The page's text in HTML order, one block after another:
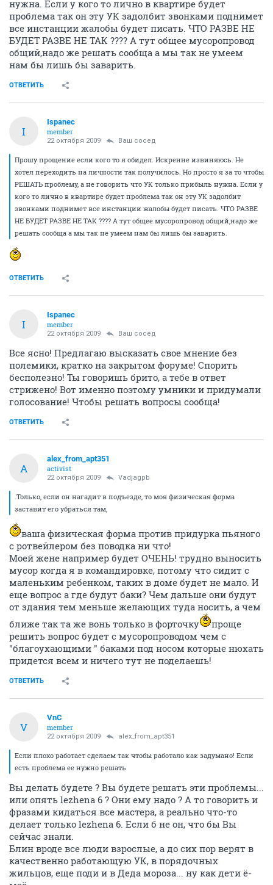
V
Vadjagpb
member
22 октября 2009 Vadjagpb
Да, кстати..............сумели купить квартиру, будьте
добры суметь купить и плотные пакеты для
мусора.............это очевидно!
ВАШ
Ваш сосед
member
22 октября 2009
Прошу прощение если кого то я обидел. Искренне
извиняюсь. Не хотел переходить на личности так
получилось. Но просто я за то чтобы РЕШАТЬ
проблему, а не говорить что УК только прибыль
нужна. Если у кого то лично в квартире будет
проблема так он эту УК задолбит звонками поднимет
все инстанции жалобы будет писать. ЧТО РАЗВЕ НЕ
БУДЕТ РАЗВЕ НЕ ТАК ???? А тут общее мусоропровод
общий,надо же решать сообща а мы так не умеем
нам бы лишь бы заварить.
ОТВЕТИТЬ
Ispanec
22 октября 2009 Ваш сосед
Прошу прощение если кого то я обидел. Искренне извиняюсь. Не
хотел переходить на личности так получилось. Но просто я за то чтобы
РЕШАТЬ проблему, а не говорить что УК только прибыль нужна. Если у
кого то лично в квартире будет проблема так он эту УК задолбит
звонками поднимет все инстанции жалобы будет писать. ЧТО РАЗВЕ
ОТВЕТИТЬ
I
member
22 октября 2009 Ваш сосед
Все ясно! Предлагаю высказать свое мнение без
полемики, кратко на закрытом форуме! Спорить
бесполезно! Ты говоришь брито, а тебе в ответ
стрижено! Вот именно поэтому умники и придумали
голосование! Чтобы решать вопросы сообща!
ОТВЕТИТЬ
A
activist
заставит его убраться там,
с ротвейлером без поводка ни что!
Моей жене например будет ОЧЕНЬ! трудно выносить
маленьким ребенком, таких в доме будет не мало. И
еще вопрос а где будут баки? Чем дальше они будут
от здания тем меньше желающих туда носить, а чем
ближе так та же вонь только в форточку
решить вопрос будет с мусоропроводом чем с
"благоухающими " баками под носом которые нюхать
придется всем и ничего тут не поделаешь!